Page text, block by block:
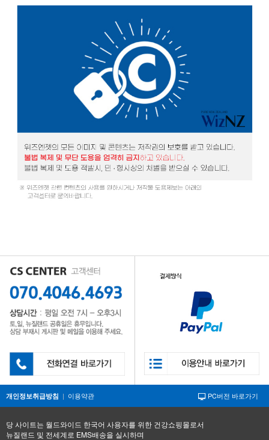
개인정보취급방침 | 이용약관 PC버전 바로가기
당 사이트는 월드와이드 한국어 사용자를 위한 건강쇼핑몰로서
뉴질랜드 및 전세계로 EMS배송을 실시하며